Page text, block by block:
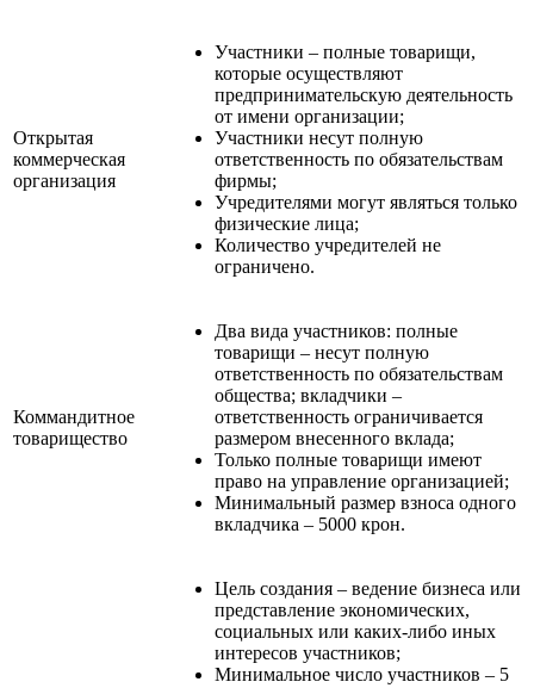
Открытая
коммерческая
организация
Участники – полные товарищи,
которые осуществляют
предпринимательскую деятельность
от имени организации;
Участники несут полную
ответственность по обязательствам
фирмы;
Учредителями могут являться только
физические лица;
Количество учредителей не
ограничено.
Коммандитное
товарищество
Два вида участников: полные
товарищи – несут полную
ответственность по обязательствам
общества; вкладчики –
ответственность ограничивается
размером внесенного вклада;
Только полные товарищи имеют
право на управление организацией;
Минимальный размер взноса одного
вкладчика – 5000 крон.
Цель создания – ведение бизнеса или
представление экономических,
социальных или каких-либо иных
интересов участников;
Минимальное число участников – 5